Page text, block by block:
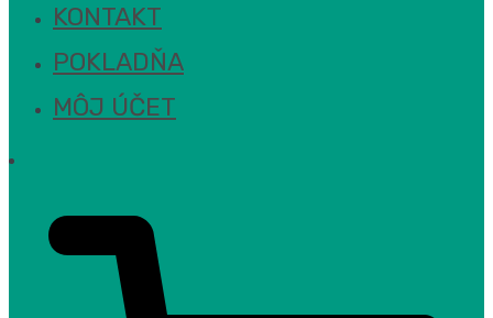
KONTAKT
POKLADŇA
MÔJ ÚČET